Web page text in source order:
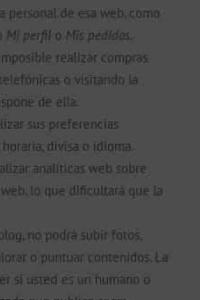
personal de esa web, como
Mi perfil o Mis pedidos.
realizar compras
o visitando la
de ella.
sus preferencias
divisa o idioma.
analíticas web sobre
lo que dificultará que la
no podrá subir fotos,
o puntuar contenidos. La
si usted es un humano o